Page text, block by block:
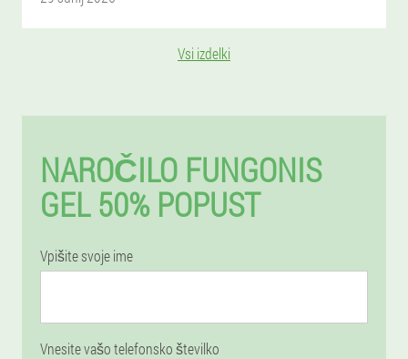
Vsi izdelki
NAROČILO FUNGONIS
GEL 50% POPUST
Vpišite svoje ime
Vnesite vašo telefonsko številko